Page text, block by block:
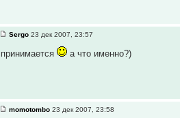
Sergo 23 дек 2007, 23:57
принимается а что именно?)
momotombo 23 дек 2007, 23:58